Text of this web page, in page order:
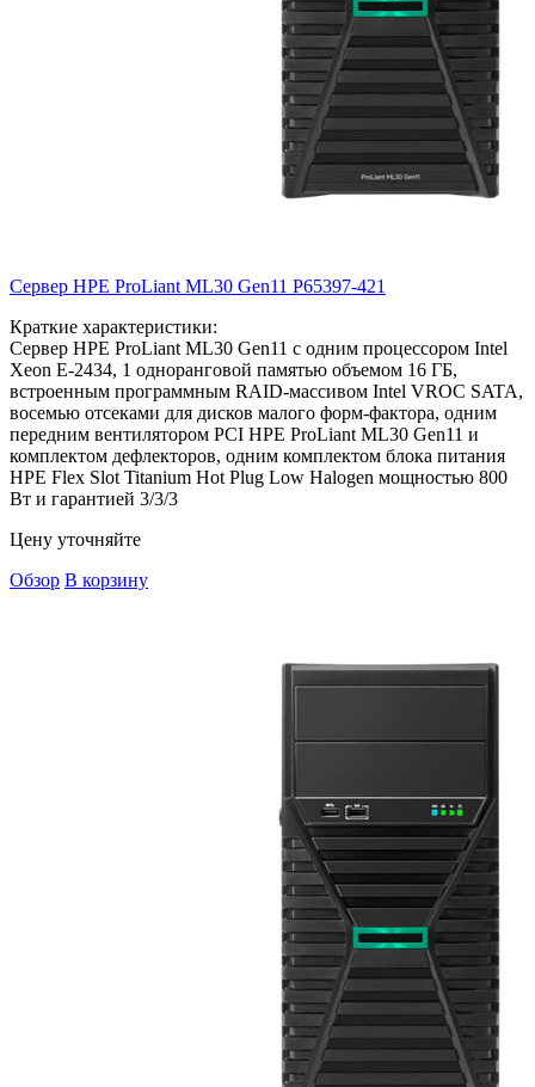
Сервер HPE ProLiant ML30 Gen11 P65397-421
Краткие характеристики:
Сервер HPE ProLiant ML30 Gen11 с одним процессором Intel
Xeon E-2434, 1 одноранговой памятью объемом 16 ГБ,
встроенным программным RAID-массивом Intel VROC SATA,
восемью отсеками для дисков малого форм-фактора, одним
передним вентилятором PCI HPE ProLiant ML30 Gen11 и
комплектом дефлекторов, одним комплектом блока питания
HPE Flex Slot Titanium Hot Plug Low Halogen мощностью 800
Вт и гарантией 3/3/3
Цену уточняйте
Обзор В корзину